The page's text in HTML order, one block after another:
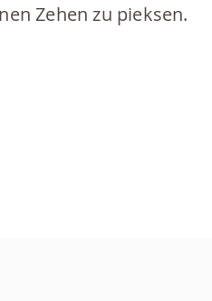
Zehen zu pieksen.